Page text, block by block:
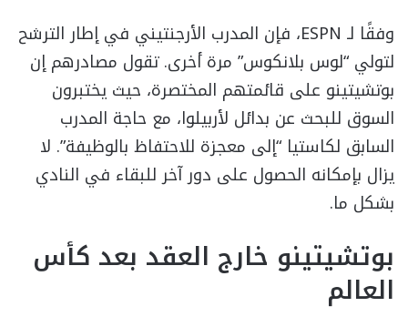
وفقًا لـ ESPN، فإن المدرب الأرجنتيني في إطار الترشح
لتولي “لوس بلانكوس” مرة أخرى. تقول مصادرهم إن
بوتشيتينو على قائمتهم المختصرة، حيث يختبرون
السوق للبحث عن بدائل لأربيلوا، مع حاجة المدرب
السابق لكاستيا “إلى معجزة للاحتفاظ بالوظيفة”. لا
يزال بإمكانه الحصول على دور آخر للبقاء في النادي
بشكل ما.
بوتشيتينو خارج العقد بعد كأس
العالم